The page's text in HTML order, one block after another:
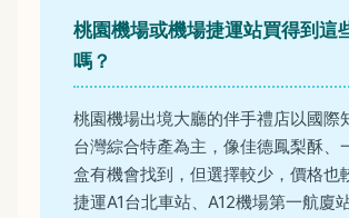
桃園機場或機場捷運站買得到這
嗎？
桃園機場出境大廳的伴手禮店以國際
台灣綜合特產為主，像佳德鳳梨酥、
盒有機會找到，但選擇較少，價格也
捷運A1台北車站、A12機場第一航廈